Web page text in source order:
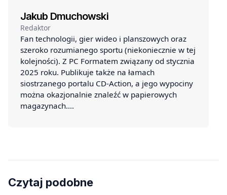
Jakub Dmuchowski
Redaktor
Fan technologii, gier wideo i planszowych oraz
szeroko rozumianego sportu (niekoniecznie w tej
kolejności). Z PC Formatem związany od stycznia
2025 roku. Publikuje także na łamach
siostrzanego portalu CD-Action, a jego wypociny
można okazjonalnie znaleźć w papierowych
magazynach.…
Czytaj podobne